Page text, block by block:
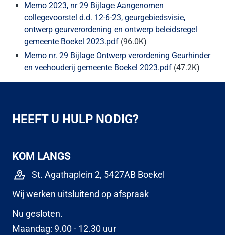
Memo 2023, nr 29 Bijlage Aangenomen
collegevoorstel d.d. 12-6-23, geurgebiedsvisie,
ontwerp geurverordening en ontwerp beleidsregel
gemeente Boekel 2023.pdf (96.0K)
Memo nr. 29 Bijlage Ontwerp verordening Geurhinder
en veehouderij gemeente Boekel 2023.pdf (47.2K)
HEEFT U HULP NODIG?
KOM LANGS
St. Agathaplein 2, 5427AB Boekel
Wij werken uitsluitend op afspraak
Nu gesloten.
Maandag: 9.00 - 12.30 uur